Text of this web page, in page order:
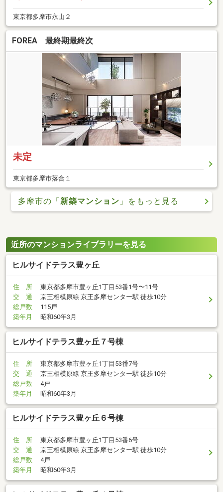
東京都多摩市永山２
FOREA 最終期最終次
未定
東京都多摩市落合１
多摩市の「 新築マンション 」をもっと見る
近所のマンションライブラリーを見る
ヒルサイドテラス豊ヶ丘
住 所
東京都多摩市豊ヶ丘1丁目53番1号〜11号
交 通
京王相模原線 京王多摩センター駅 徒歩10分
総戸数
115戸
築年月
昭和60年3月
ヒルサイドテラス豊ヶ丘７号棟
住 所
東京都多摩市豊ヶ丘1丁目53番7号
交 通
京王相模原線 京王多摩センター駅 徒歩10分
総戸数
4戸
築年月
昭和60年3月
ヒルサイドテラス豊ヶ丘６号棟
住 所
東京都多摩市豊ヶ丘1丁目53番6号
交 通
京王相模原線 京王多摩センター駅 徒歩10分
総戸数
4戸
築年月
昭和60年3月